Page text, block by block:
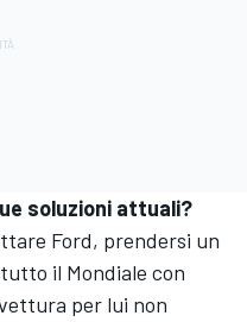
soluzioni attuali?
Ford, prendersi un
il Mondiale con
per lui non